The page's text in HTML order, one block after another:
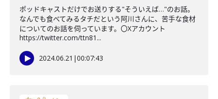
ポッドキャストだけでお送りする"そういえば…"のお話。
なんでも食べてみるタチだという阿川さんに、苦手な食材
についてのお話を伺っています。〇Xアカウント
https://twitter.com/ttn81...
2024.06.21 |00:07:43